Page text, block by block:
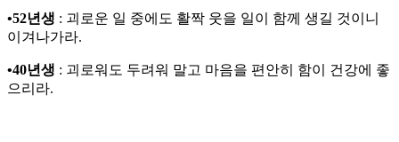
•52년생 : 괴로운 일 중에도 활짝 웃을 일이 함께 생길 것이니
이겨나가라.
•40년생 : 괴로워도 두려워 말고 마음을 편안히 함이 건강에 좋
으리라.